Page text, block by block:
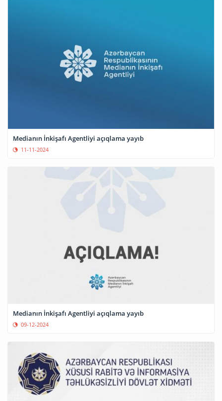
Medianın İnkişafı Agentliyi açıqlama yayıb
11-11-2024
Medianın İnkişafı Agentliyi açıqlama yayıb
09-12-2024